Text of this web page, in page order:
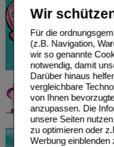
Wir
Für die
(z.B. Navigation,
wir so genannte
notwendig, damit
Darüber hinaus
vergleichbare
von Ihnen
anzupassen. Die
unsere Seiten
zu optimieren oder
Werbung einblenden